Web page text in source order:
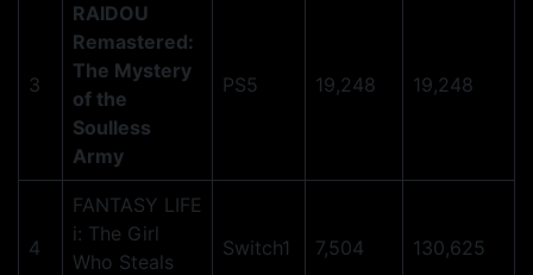
3
RAIDOU
Remastered:
The Mystery
of the
Soulless
Army
PS5 19,248 19,248
4
FANTASY LIFE
i: The Girl
Who Steals
Switch1 7,504 130,625